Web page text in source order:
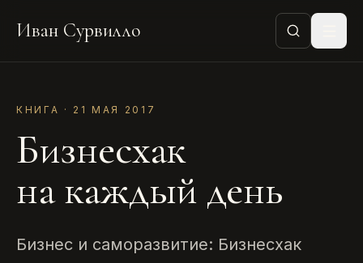
Иван Сурвилло
КНИГА · 21 МАЯ 2017
Бизнесхак
на каждый день
Бизнес и саморазвитие: Бизнесхак